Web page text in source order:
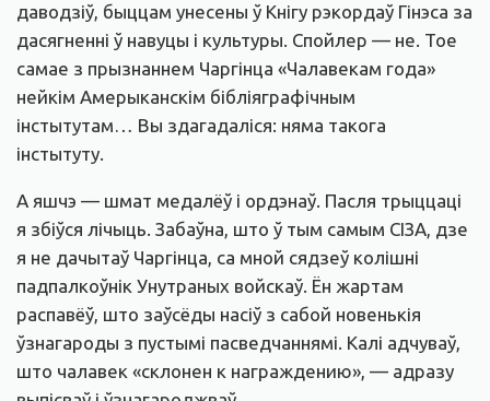
даводзіў, быццам унесены ў Кнігу рэкордаў Гінэса за
дасягненні ў навуцы і культуры. Спойлер — не. Тое
самае з прызнаннем Чаргінца «Чалавекам года»
нейкім Амерыканскім бібліяграфічным
інстытутам… Вы здагадаліся: няма такога
інстытуту.
А яшчэ — шмат медалёў і ордэнаў. Пасля трыццаці
я збіўся лічыць. Забаўна, што ў тым самым СІЗА, дзе
я не дачытаў Чаргінца, са мной сядзеў колішні
падпалкоўнік Унутраных войскаў. Ён жартам
распавёў, што заўсёды насіў з сабой новенькія
ўзнагароды з пустымі пасведчаннямі. Калі адчуваў,
што чалавек «склонен к награждению», — адразу